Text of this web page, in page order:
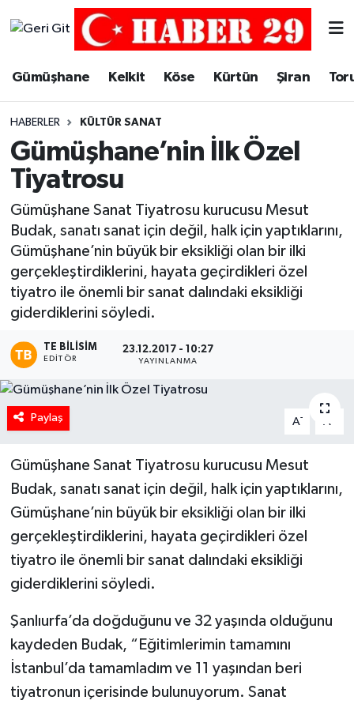
Gümüşhane Kelkit Köse Kürtün Şiran
HABERLER KÜLTÜR SANAT
Gümüşhane’nin İlk Özel
Tiyatrosu
Gümüşhane Sanat Tiyatrosu kurucusu Mesut
Budak, sanatı sanat için değil, halk için yaptıklarını,
Gümüşhane’nin büyük bir eksikliği olan bir ilki
gerçekleştirdiklerini, hayata geçirdikleri özel
tiyatro ile önemli bir sanat dalındaki eksikliği
giderdiklerini söyledi.
TE BILISIM
EDITÖR
23.12.2017 - 10:27
YAYINLANMA
Paylaş A- A
Gümüşhane Sanat Tiyatrosu kurucusu Mesut
Budak, sanatı sanat için değil, halk için yaptıklarını,
Gümüşhane’nin büyük bir eksikliği olan bir ilki
gerçekleştirdiklerini, hayata geçirdikleri özel
tiyatro ile önemli bir sanat dalındaki eksikliği
giderdiklerini söyledi.
Şanlıurfa’da doğduğunu ve 32 yaşında olduğunu
kaydeden Budak, “Eğitimlerimin tamamını
İstanbul’da tamamladım ve 11 yaşından beri
tiyatronun içerisinde bulunuyorum. Sanat
Merkez Trafik Yoğunluk Haritası
Süper Lig Puan Durumu ve Fikstür
Tüm Manşetler
Son Dakika Haberleri
Haber Arşivi